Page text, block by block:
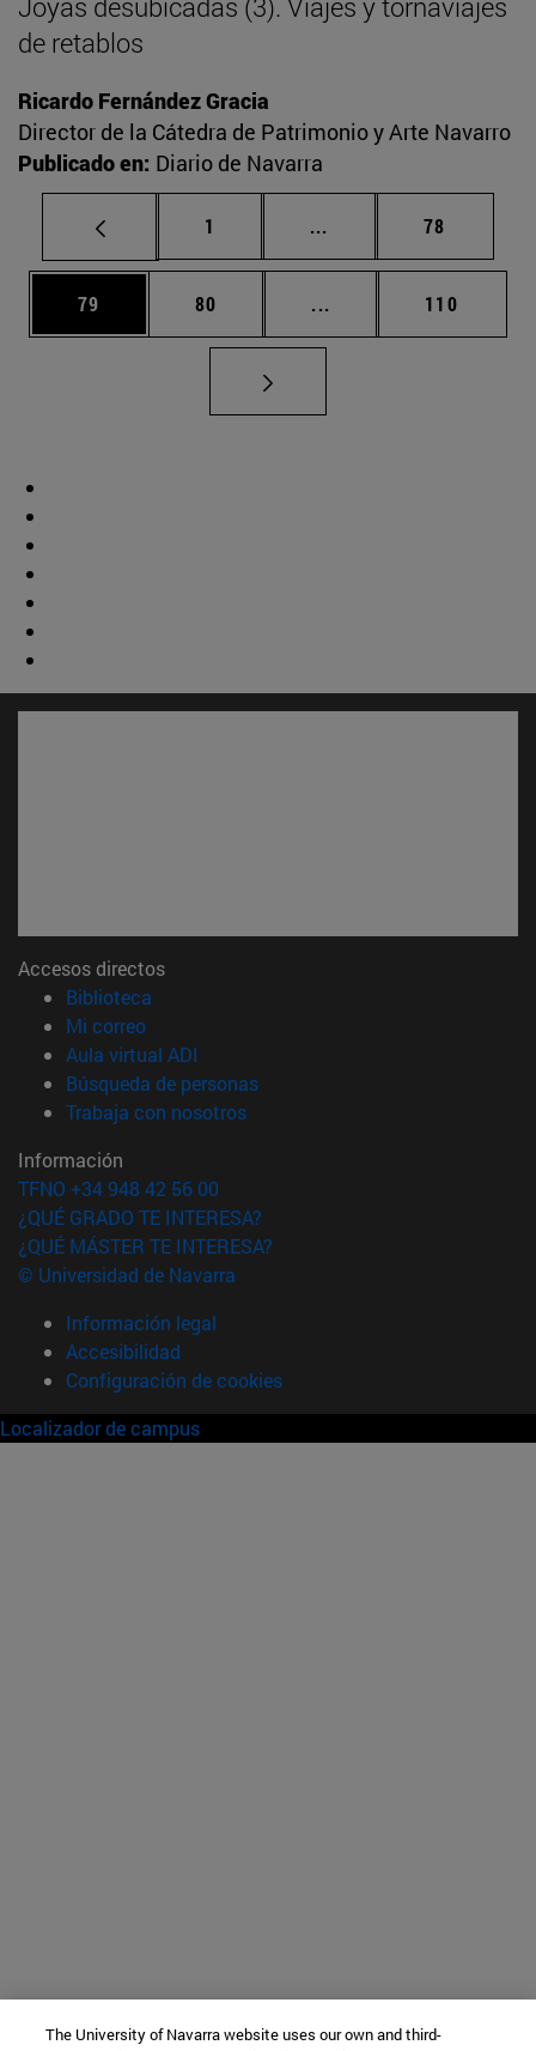
de retablos
Ricardo Fernández Gracia
Director de la Cátedra de Patrimonio y Arte Navarro
Publicado en: Diario de Navarra
Página
1 ... Páginas intermedias
Página
78
Página
79 Página
80 ... Páginas intermedias
Página
110
Accesos directos
Biblioteca
Mi correo(abre en nueva ventana)
Aula virtual ADI
Búsqueda de personas(abre en nueva ventana)
Trabaja con nosotros(abre en nueva ventana)
Información
TFNO +34 948 42 56 00
¿QUÉ GRADO TE INTERESA?
¿QUÉ MÁSTER TE INTERESA?
© Universidad de Navarra
Información legal
Accesibilidad
Configuración de cookies
Localizador de campus
The University of Navarra website uses our own and third-